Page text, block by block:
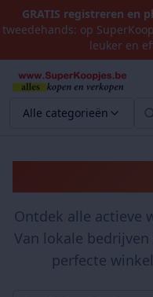
GRATIS registreren en
tweedehands: op
leuker en
Alle categorieën
Ontdek alle actieve
Van lokale
perfecte